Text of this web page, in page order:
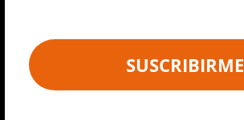
SUSCRIBIRME